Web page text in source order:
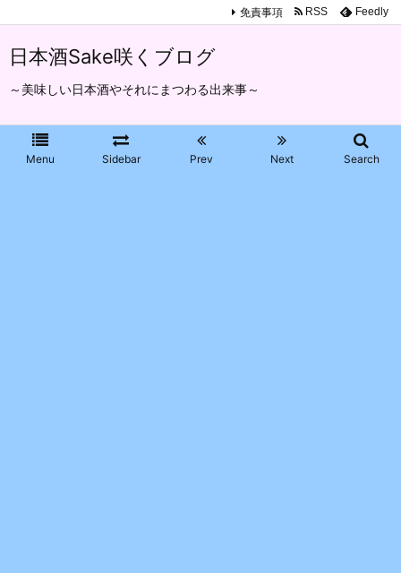
日本酒Sake咲くブログ
～美味しい日本酒やそれにまつわる出来事～
Menu Sidebar Prev Next Search
免責事項 RSS Feedly